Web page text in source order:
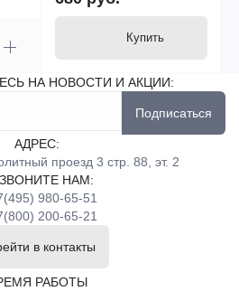
Купить
НА НОВОСТИ И АКЦИИ:
Подписаться
АДРЕС:
проезд 3 стр. 88, эт. 2
НАМ:
980-65-51
200-65-21
в контакты
РАБОТЫ